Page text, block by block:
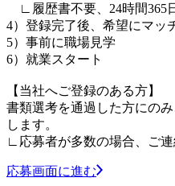
∟履歴書不要、24時間365
4）登録完了後、希望にマッ
5）事前に職場見学
6）就業スタート
【当社へご登録のある方】
書類選考を通過した方にの
します。
∟応募者が多数の場合、ご連
応募画面に進む